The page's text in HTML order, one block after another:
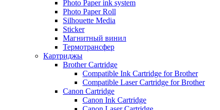
Photo Paper ink system
Photo Paper Roll
Silhouette Media
Sticker
Магнитный винил
Термотрансфер
Картриджы
Brother Cartridge
Compatible Ink Cartridge for Brother
Compatible Laser Cartridge for Brother
Canon Cartridge
Canon Ink Cartridge